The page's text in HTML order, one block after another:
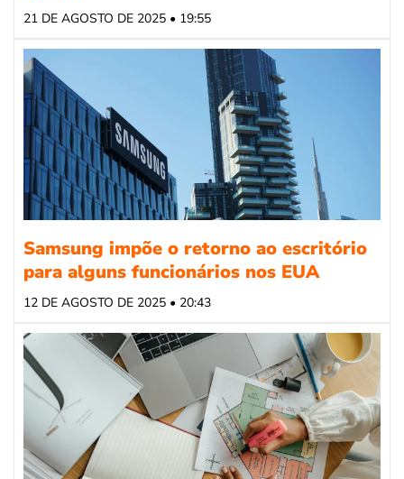
21 DE AGOSTO DE 2025 • 19:55
Samsung impõe o retorno ao escritório
para alguns funcionários nos EUA
12 DE AGOSTO DE 2025 • 20:43